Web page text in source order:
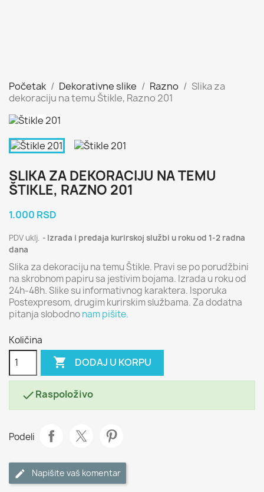
Početak Dekorativne slike Razno
Slika za
dekoraciju na temu Štikle, Razno 201
SLIKA ZA DEKORACIJU NA TEMU
ŠTIKLE, RAZNO 201
1.000 RSD
PDV uklj.
Izrada i predaja kurirskoj službi u roku od 1-2 radna
dana
Slika za dekoraciju na temu Štikle. Pravi se po porudžbini
na skrobnom papiru sa jestivim bojama. Izrada u roku od
24h-48h. Slike su informativnog karaktera. Isporuka
Postexpresom, drugim kurirskim službama. Za dodatna
pitanja slobodnonam pišite.
Količina
 DODAJ U KORPU
Raspoloživo
Podeli
Napišite vaš komentar